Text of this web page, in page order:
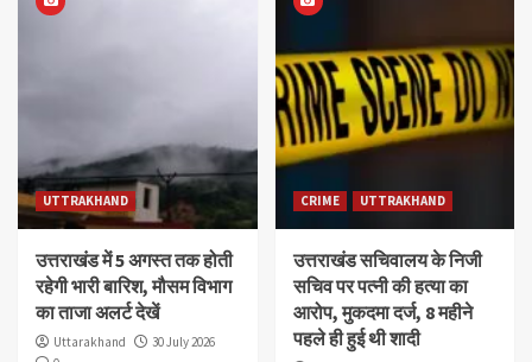
UTTRAKHAND
उत्तराखंड में 5 अगस्त तक होती
रहेगी भारी बारिश, मौसम विभाग
का ताजा अलर्ट देखें
Uttarakhand
30 July 2026
CRIME UTTRAKHAND
उत्तराखंड सचिवालय के निजी
सचिव पर पत्नी की हत्या का
आरोप, मुकदमा दर्ज, 8 महीने
पहले ही हुई थी शादी